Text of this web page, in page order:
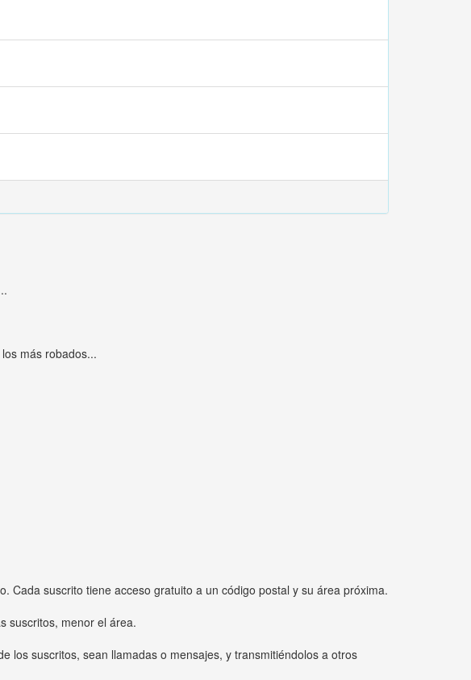
más robados...
Cada suscrito tiene acceso gratuito a un código postal y su área próxima.
suscritos, menor el área.
los suscritos, sean llamadas o mensajes, y transmitiéndolos a otros